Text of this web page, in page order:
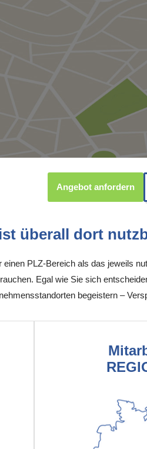
Angebot anfordern
überall dort
PLZ-Bereich als das jeweils
Egal wie Sie sich
begeistern –